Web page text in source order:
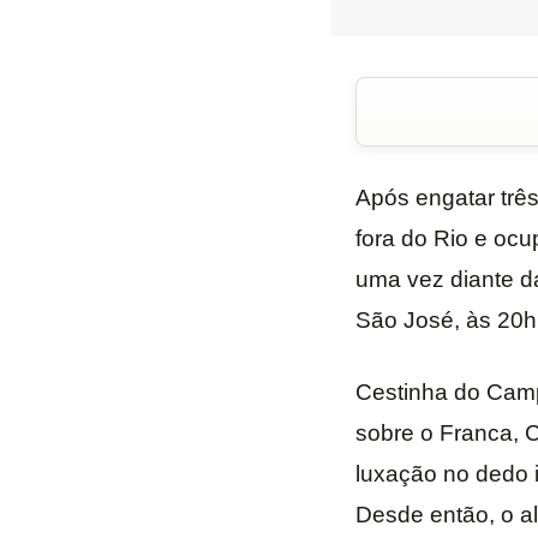
Após engatar
fora do Rio e
uma vez diante
São José, às
Cestinha do
sobre o Franca,
luxação no dedo
Desde então, o